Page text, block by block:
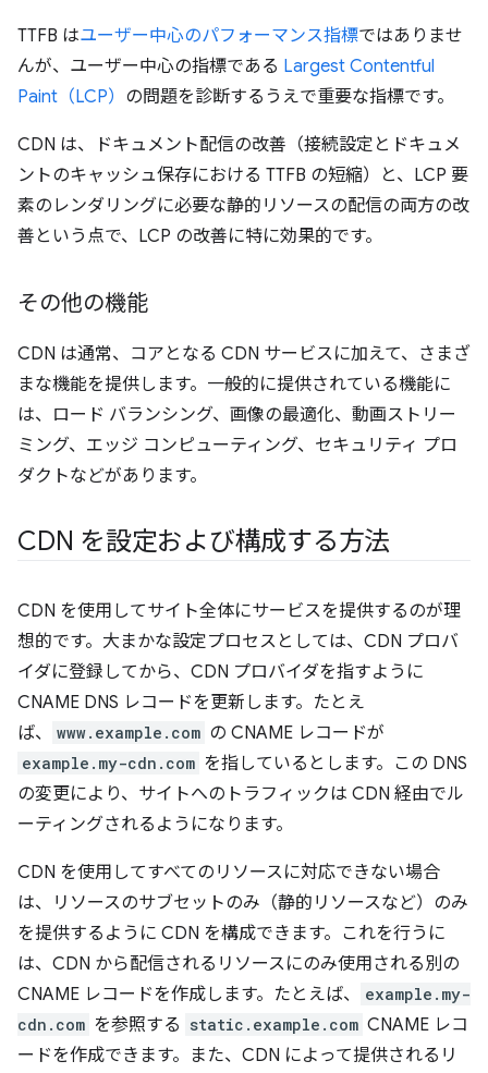
TTFB はユーザー中心のパフォーマンス指標ではありませ
んが、ユーザー中心の指標である Largest Contentful
Paint（LCP） の問題を診断するうえで重要な指標です。
CDN は、ドキュメント配信の改善（接続設定とドキュメ
ントのキャッシュ保存における TTFB の短縮）と、LCP 要
素のレンダリングに必要な静的リソースの配信の両方の改
善という点で、LCP の改善に特に効果的です。
その他の機能
CDN は通常、コアとなる CDN サービスに加えて、さまざ
まな機能を提供します。一般的に提供されている機能に
は、ロード バランシング、画像の最適化、動画ストリー
ミング、エッジ コンピューティング、セキュリティ プロ
ダクトなどがあります。
CDN を設定および構成する方法
CDN を使用してサイト全体にサービスを提供するのが理
想的です。大まかな設定プロセスとしては、CDN プロバ
イダに登録してから、CDN プロバイダを指すように
CNAME DNS レコードを更新します。たとえ
ば、
www.example.com の CNAME レコードが
example.my-cdn.com を指しているとします。この DNS
の変更により、サイトへのトラフィックは CDN 経由でル
ーティングされるようになります。
CDN を使用してすべてのリソースに対応できない場合
は、リソースのサブセットのみ（静的リソースなど）のみ
を提供するように CDN を構成できます。これを行うに
は、CDN から配信されるリソースにのみ使用される別の
CNAME レコードを作成します。たとえば、
example.my-
cdn.com を参照する static.example.com CNAME レコ
ードを作成できます。また、CDN によって提供されるリ